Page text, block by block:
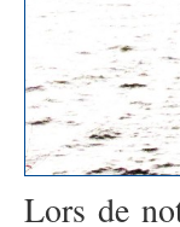
Lors de